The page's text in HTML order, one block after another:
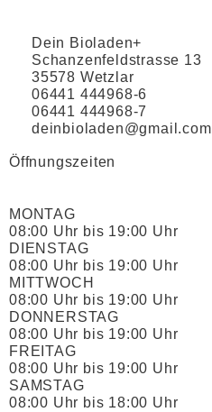
Dein Bioladen+
Schanzenfeldstrasse 13
35578 Wetzlar
06441 444968-6
06441 444968-7
deinbioladen@gmail.com
Öffnungszeiten
MONTAG
08:00 Uhr bis 19:00 Uhr
DIENSTAG
08:00 Uhr bis 19:00 Uhr
MITTWOCH
08:00 Uhr bis 19:00 Uhr
DONNERSTAG
08:00 Uhr bis 19:00 Uhr
FREITAG
08:00 Uhr bis 19:00 Uhr
SAMSTAG
08:00 Uhr bis 18:00 Uhr